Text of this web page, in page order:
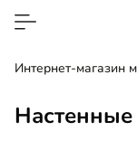
Интернет-магазин